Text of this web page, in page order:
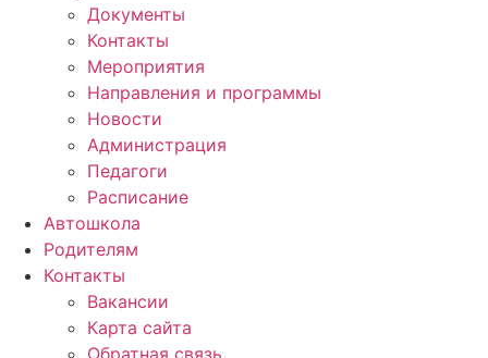
Документы
Контакты
Мероприятия
Направления и программы
Новости
Администрация
Педагоги
Расписание
Автошкола
Родителям
Контакты
Вакансии
Карта сайта
Обратная связь